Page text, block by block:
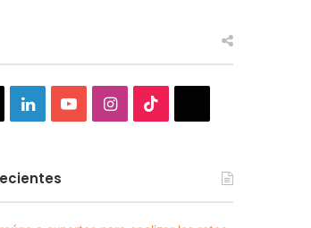
LinkedInYouTubeInstagram